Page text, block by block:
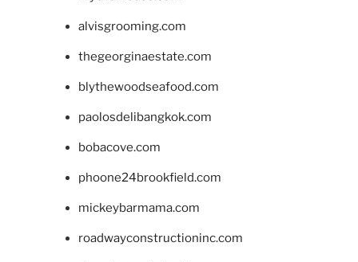
alvisgrooming.com
thegeorginaestate.com
blythewoodseafood.com
paolosdelibangkok.com
bobacove.com
phoone24brookfield.com
mickeybarmama.com
roadwayconstructioninc.com